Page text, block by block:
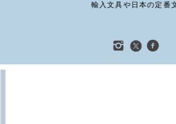
輸入文具や日本の定番